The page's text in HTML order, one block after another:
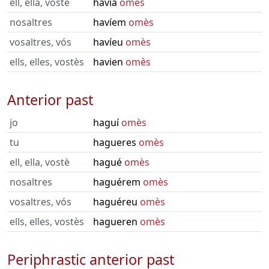
nosaltres
havíem omès
vosaltres, vós
havíeu omès
ells, elles, vostès
havien omès
Anterior past
jo haguíomès
tu
hagueres omès
ell, ella, vostè
hagué omès
nosaltres
haguérem omès
vosaltres, vós
haguéreu omès
ells, elles, vostès
hagueren omès
Periphrastic anterior past